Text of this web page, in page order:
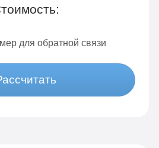
для обратной связи